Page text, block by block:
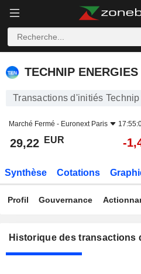
TECHNIP ENERGIES N.V.
TECHNIP ENERGIES
Transactions d'initiés
Marché Fermé - Euronext Paris
29,22 EUR -
Synthèse Cotations
Profil Gouvernance
Historique des transactions